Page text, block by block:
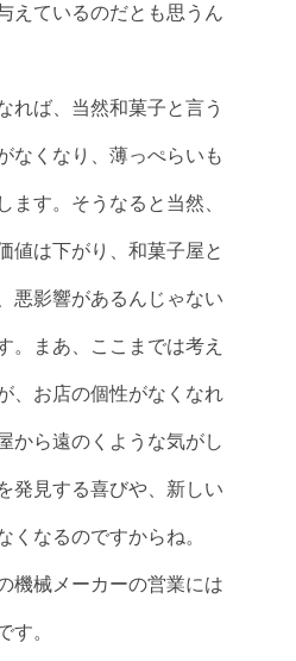
えているのだとも思うん
れば、当然和菓子と言う
なくなり、薄っぺらいも
ます。そうなると当然、
値は下がり、和菓子屋と
悪影響があるんじゃない
。まあ、ここまでは考え
、お店の個性がなくなれ
から遠のくような気がし
発見する喜びや、新しい
くなるのですからね。
機械メーカーの営業には
す。